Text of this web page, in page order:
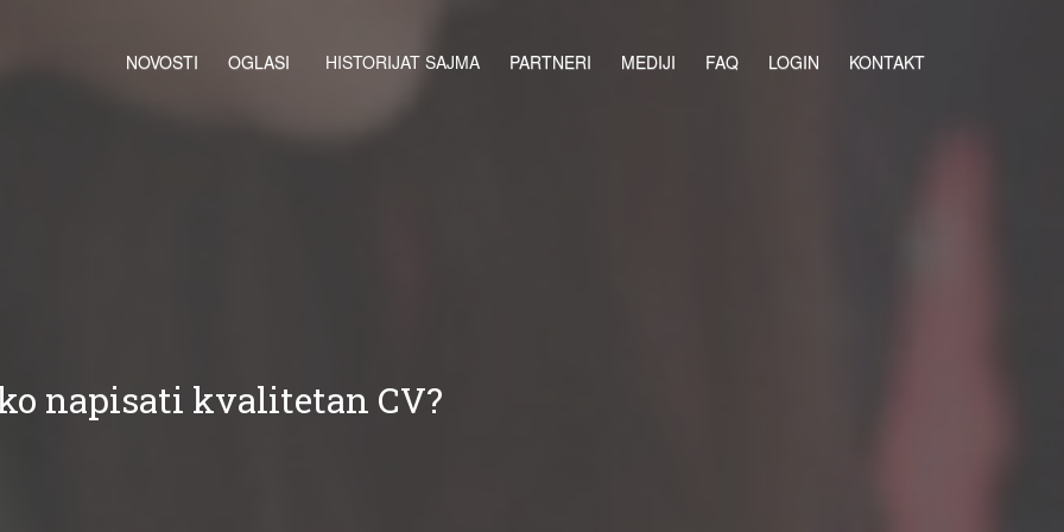
NOVOSTI OGLASI HISTORIJAT SAJMA PARTNERI MEDIJI FAQ LOGIN KONTAKT
napisati kvalitetan CV?